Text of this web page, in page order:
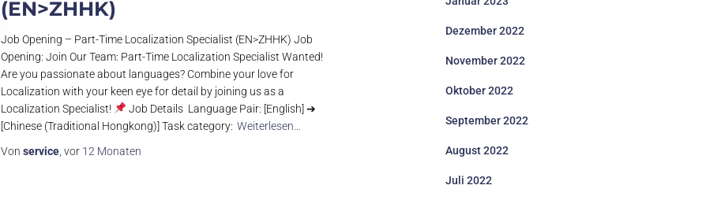
(EN>ZHHK)
Job Opening – Part-Time Localization Specialist (EN>ZHHK) Job
Opening: Join Our Team: Part-Time Localization Specialist Wanted!
Are you passionate about languages? Combine your love for
Localization with your keen eye for detail by joining us as a
Localization Specialist!
Job Details Language Pair: [English] ➔
[Chinese (Traditional Hongkong)] Task category: Weiterlesen…
Von service , vor 12 Monaten
Dezember 2022
November 2022
Oktober 2022
September 2022
August 2022
Juli 2022